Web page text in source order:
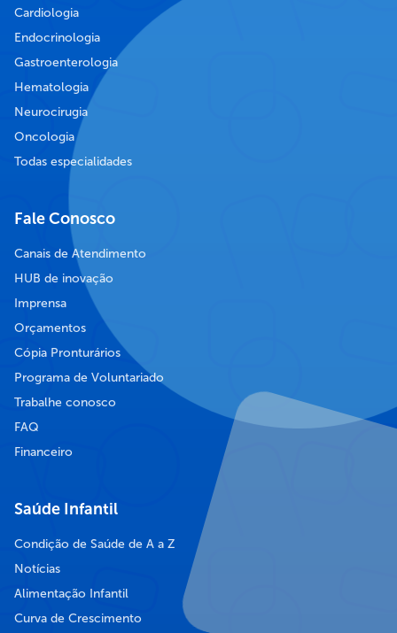
Cardiologia
Endocrinologia
Gastroenterologia
Hematologia
Neurocirugia
Oncologia
Todas especialidades
Fale Conosco
Canais de Atendimento
HUB de inovação
Imprensa
Orçamentos
Cópia Pronturários
Programa de Voluntariado
Trabalhe conosco
FAQ
Financeiro
Saúde Infantil
Condição de Saúde de A a Z
Notícias
Alimentação Infantil
Curva de Crescimento